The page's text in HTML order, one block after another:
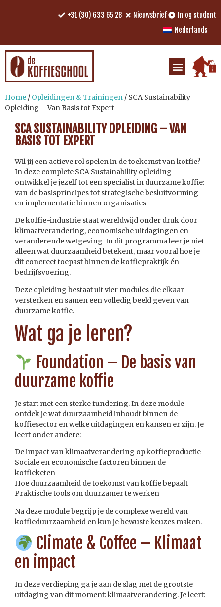
+31 (30) 633 65 28 Nieuwsbrief
Inlog student
Nederlands
Home / Opleidingen & Trainingen / SCA Sustainability
Opleiding – Van Basis tot Expert
SCA SUSTAINABILITY OPLEIDING – VAN
BASIS TOT EXPERT
Wil jij een actieve rol spelen in de toekomst van koffie?
In deze complete SCA Sustainability opleiding
ontwikkel je jezelf tot een specialist in duurzame koffie:
van de basisprincipes tot strategische besluitvorming
en implementatie binnen organisaties.
De koffie-industrie staat wereldwijd onder druk door
klimaatverandering, economische uitdagingen en
veranderende wetgeving. In dit programma leer je niet
alleen wat duurzaamheid betekent, maar vooral hoe je
dit concreet toepast binnen de koffiepraktijk én
bedrijfsvoering.
Deze opleiding bestaat uit vier modules die elkaar
versterken en samen een volledig beeld geven van
duurzame koffie.
Wat ga je leren?
Foundation – De basis van
duurzame koffie
Je start met een sterke fundering. In deze module
ontdek je wat duurzaamheid inhoudt binnen de
koffiesector en welke uitdagingen en kansen er zijn. Je
leert onder andere:
De impact van klimaatverandering op koffieproductie
Sociale en economische factoren binnen de
koffieketen
Hoe duurzaamheid de toekomst van koffie bepaalt
Praktische tools om duurzamer te werken
Na deze module begrijp je de complexe wereld van
koffieduurzaamheid en kun je bewuste keuzes maken.
Climate & Coffee – Klimaat
en impact
In deze verdieping ga je aan de slag met de grootste
uitdaging van dit moment: klimaatverandering. Je leert: